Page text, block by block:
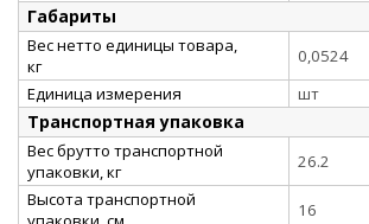
Габариты
Вес нетто единицы товара,
кг
0,0524
Единица измерения
шт
Транспортная упаковка
Вес брутто транспортной
упаковки, кг
26.2
Высота транспортной
16